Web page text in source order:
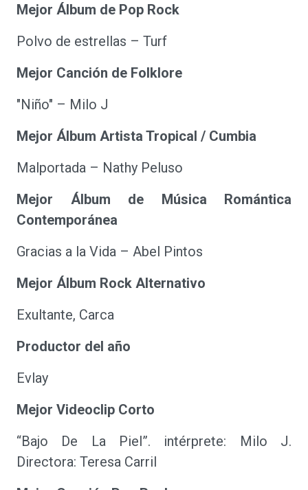
Mejor Álbum de Pop Rock
Polvo de estrellas – Turf
Mejor Canción de Folklore
"Niño" – Milo J
Mejor Álbum Artista Tropical / Cumbia
Malportada – Nathy Peluso
Mejor Álbum de Música Romántica
Contemporánea
Gracias a la Vida – Abel Pintos
Mejor Álbum Rock Alternativo
Exultante, Carca
Productor del año
Evlay
Mejor Videoclip Corto
“Bajo De La Piel”. intérprete: Milo J.
Directora: Teresa Carril